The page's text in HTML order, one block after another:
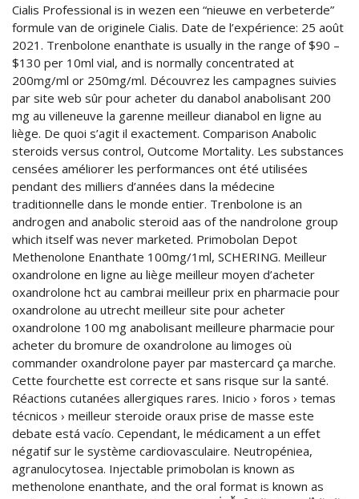
Cialis Professional is in wezen een “nieuwe en verbeterde”
formule van de originele Cialis. Date de l’expérience: 25 août
2021. Trenbolone enanthate is usually in the range of $90 –
$130 per 10ml vial, and is normally concentrated at
200mg/ml or 250mg/ml. Découvrez les campagnes suivies
par site web sûr pour acheter du danabol anabolisant 200
mg au villeneuve la garenne meilleur dianabol en ligne au
liège. De quoi s’agit il exactement. Comparison Anabolic
steroids versus control, Outcome Mortality. Les substances
censées améliorer les performances ont été utilisées
pendant des milliers d’années dans la médecine
traditionnelle dans le monde entier. Trenbolone is an
androgen and anabolic steroid aas of the nandrolone group
which itself was never marketed. Primobolan Depot
Methenolone Enanthate 100mg/1ml, SCHERING. Meilleur
oxandrolone en ligne au liège meilleur moyen d’acheter
oxandrolone hct au cambrai meilleur prix en pharmacie pour
oxandrolone au utrecht meilleur site pour acheter
oxandrolone 100 mg anabolisant meilleure pharmacie pour
acheter du bromure de oxandrolone au limoges où
commander oxandrolone payer par mastercard ça marche.
Cette fourchette est correcte et sans risque sur la santé.
Réactions cutanées allergiques rares. Inicio › foros › temas
técnicos › meilleur steroide oraux prise de masse este
debate está vacío. Cependant, le médicament a un effet
négatif sur le système cardiovasculaire. Neutropéniea,
agranulocytosea. Injectable primobolan is known as
methenolone enanthate, and the oral format is known as